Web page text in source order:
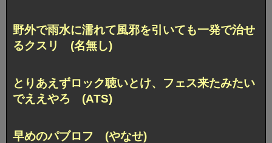
野外で雨水に濡れて風邪を引いても一発で治せ
るクスリ (名無し)
とりあえずロック聴いとけ、フェス来たみたい
でええやろ (ATS)
早めのパブロフ (やなせ)